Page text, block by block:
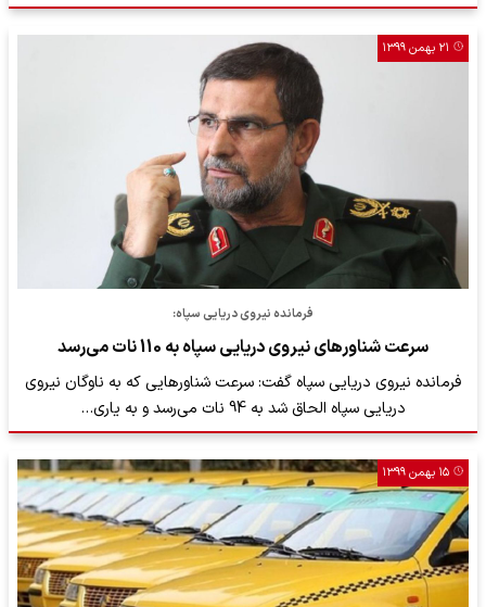
۲۱ بهمن ۱۳۹۹
فرمانده نیروی دریایی سپاه:
سرعت شناورهای نیروی دریایی سپاه به 110 نات می‌رسد
فرمانده نیروی دریایی سپاه گفت: سرعت شناورهایی که به ناوگان نیروی
دریایی سپاه الحاق شد به 94 نات می‌رسد و به یاری…
۱۵ بهمن ۱۳۹۹